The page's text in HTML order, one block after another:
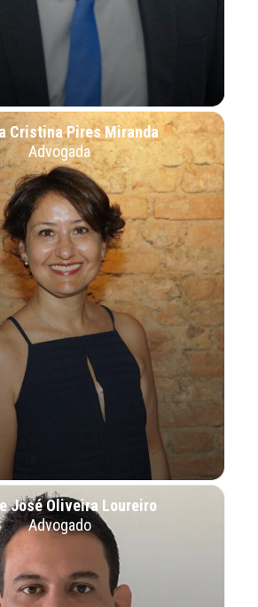
Cristina Pires Miranda
Advogada
José Oliveira Loureiro
Advogado